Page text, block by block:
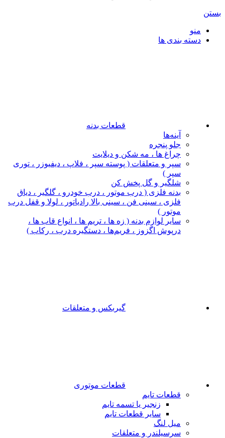
بستن
منو
دسته بندی ها
قطعات بدنه
آینه‌ها
جلو پنجره
چراغ‌ ها ، مه‌ شکن و دیلایت
سپر و متعلقات ( پوسته سپر ، فلاپ ، دیفیوزر ، توری
سپر )
شلگیر و گل‌ پخش‌ کن
بدنه فلزی ( درب موتور ، درب خودرو ، گلگیر ، دیاق
فلزی ، سینی فن ، سینی بالا رادیاتور ، لولا و قفل درب
موتور )
سایر لوازم بدنه ( زه ها ، تریم ها ، انواع قاب ها ،
درپوش اگزوز ، فریم‌ها ، دستگیره درب ، رکاب )
گیربکس و متعلقات
قطعات موتوری
قطعات تایم
زنجیر یا تسمه تایم
سایر قطعات تایم
میل لنگ
سرسیلندر و متعلقات